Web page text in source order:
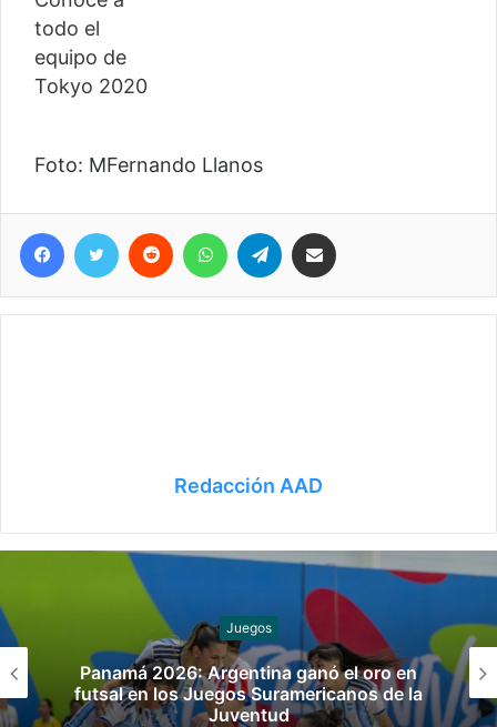
Foto: MFernando Llanos
Facebook
Twitter Reddit WhatsAppTelegram
Redacción AAD
Juegos
Panamá 2026: Argentina ganó el oro en
futsal en los Juegos Suramericanos de la
Juventud